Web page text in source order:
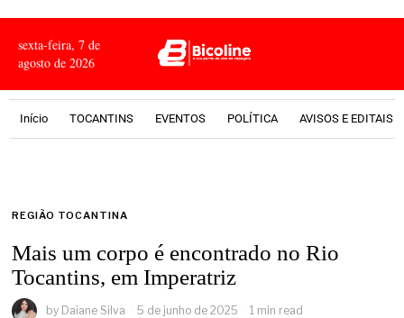
sexta-feira, 7 de
agosto de 2026
Início TOCANTINS EVENTOS POLÍTICA AVISOS E EDITAIS
REGIÃO TOCANTINA
Mais um corpo é encontrado no Rio
Tocantins, em Imperatriz
by Daiane Silva 5 de junho de 2025 1 min read